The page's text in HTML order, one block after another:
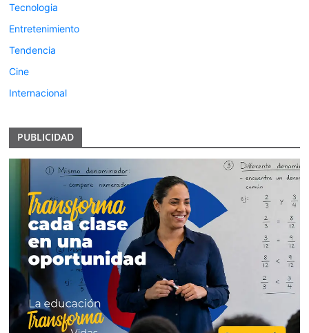
Tecnologia
Entretenimiento
Tendencia
Cine
Internacional
PUBLICIDAD